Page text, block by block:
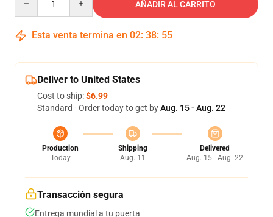
AÑADIR AL CARRITO
Esta venta termina en 02: 38: 54
Deliver to United States
Cost to ship:$6.99
Standard - Order today to get byAug. 15 - Aug. 22
Production
Today
Shipping
Aug. 11
Delivered
Aug. 15 - Aug. 22
Transacción segura
Entrega mundial a tu puerta